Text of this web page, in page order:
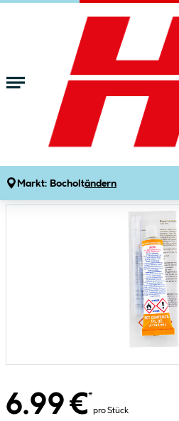
Zum Hauptinhalt springen
Markt: Bocholtändern
Gartenmarkt Pools &
Unterwasser Reperatur-Set
6.99 €*
pro Stück